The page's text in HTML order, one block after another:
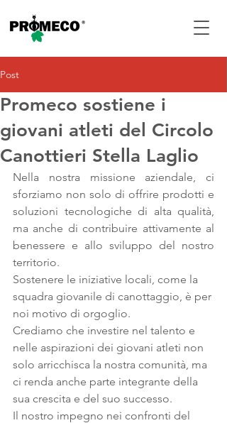
Post
Promeco sostiene i
giovani atleti del Circolo
Canottieri Stella Laglio
Nella nostra missione aziendale, ci
sforziamo non solo di offrire prodotti e
soluzioni tecnologiche di alta qualità,
ma anche di contribuire attivamente al
benessere e allo sviluppo del nostro
territorio.
Sostenere le iniziative locali, come la
squadra giovanile di canottaggio, è per
noi motivo di orgoglio.
Crediamo che investire nel talento e
nelle aspirazioni dei giovani atleti non
solo arricchisca la nostra comunità, ma
ci renda anche parte integrante della
sua crescita e del suo successo.
Il nostro impegno nei confronti del